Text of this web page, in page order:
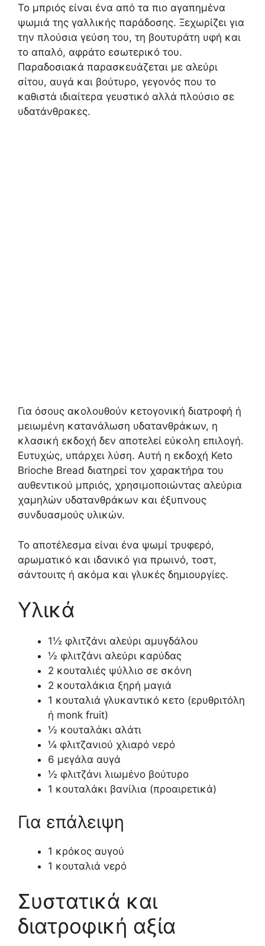
Το μπριός είναι ένα από τα πιο αγαπημένα
ψωμιά της γαλλικής παράδοσης. Ξεχωρίζει για
την πλούσια γεύση του, τη βουτυράτη υφή και
το απαλό, αφράτο εσωτερικό του.
Παραδοσιακά παρασκευάζεται με αλεύρι
σίτου, αυγά και βούτυρο, γεγονός που το
καθιστά ιδιαίτερα γευστικό αλλά πλούσιο σε
υδατάνθρακες.
Για όσους ακολουθούν κετογονική διατροφή ή
μειωμένη κατανάλωση υδατανθράκων, η
κλασική εκδοχή δεν αποτελεί εύκολη επιλογή.
Ευτυχώς, υπάρχει λύση. Αυτή η εκδοχή Keto
Brioche Bread διατηρεί τον χαρακτήρα του
αυθεντικού μπριός, χρησιμοποιώντας αλεύρια
χαμηλών υδατανθράκων και έξυπνους
συνδυασμούς υλικών.
Το αποτέλεσμα είναι ένα ψωμί τρυφερό,
αρωματικό και ιδανικό για πρωινό, τοστ,
σάντουιτς ή ακόμα και γλυκές δημιουργίες.
Υλικά
1½ φλιτζάνι αλεύρι αμυγδάλου
½ φλιτζάνι αλεύρι καρύδας
2 κουταλιές ψύλλιο σε σκόνη
2 κουταλάκια ξηρή μαγιά
1 κουταλιά γλυκαντικό κετο (ερυθριτόλη
ή monk fruit)
½ κουταλάκι αλάτι
¼ φλιτζανιού χλιαρό νερό
6 μεγάλα αυγά
½ φλιτζάνι λιωμένο βούτυρο
1 κουταλάκι βανίλια (προαιρετικά)
Για επάλειψη
1 κρόκος αυγού
1 κουταλιά νερό
Συστατικά και
διατροφική αξία